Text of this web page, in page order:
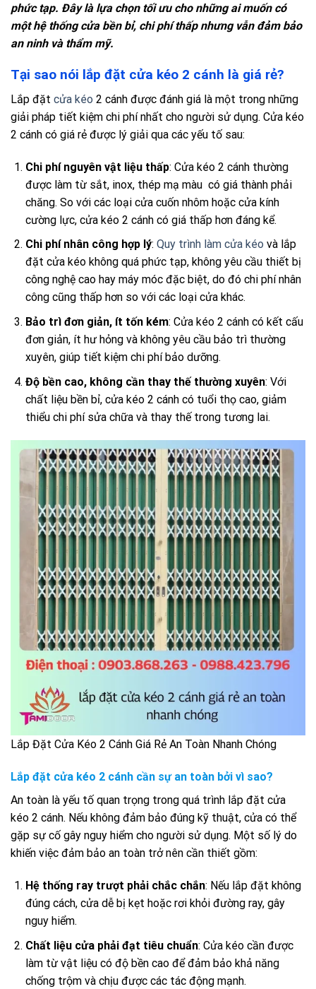
phức tạp. Đây là lựa chọn tối ưu cho những ai muốn có
một hệ thống cửa bền bỉ, chi phí thấp nhưng vẫn đảm bảo
an ninh và thẩm mỹ.
Tại sao nói lắp đặt cửa kéo 2 cánh là giá rẻ?
Lắp đặt cửa kéo 2 cánh được đánh giá là một trong những
giải pháp tiết kiệm chi phí nhất cho người sử dụng. Cửa kéo
2 cánh có giá rẻ được lý giải qua các yếu tố sau:
Chi phí nguyên vật liệu thấp: Cửa kéo 2 cánh thường
được làm từ sắt, inox, thép mạ màu có giá thành phải
chăng. So với các loại cửa cuốn nhôm hoặc cửa kính
cường lực, cửa kéo 2 cánh có giá thấp hơn đáng kể.
Chi phí nhân công hợp lý: Quy trình làm cửa kéo và lắp
đặt cửa kéo không quá phức tạp, không yêu cầu thiết bị
công nghệ cao hay máy móc đặc biệt, do đó chi phí nhân
công cũng thấp hơn so với các loại cửa khác.
Bảo trì đơn giản, ít tốn kém: Cửa kéo 2 cánh có kết cấu
đơn giản, ít hư hỏng và không yêu cầu bảo trì thường
xuyên, giúp tiết kiệm chi phí bảo dưỡng.
Độ bền cao, không cần thay thế thường xuyên: Với
chất liệu bền bỉ, cửa kéo 2 cánh có tuổi thọ cao, giảm
thiểu chi phí sửa chữa và thay thế trong tương lai.
Lắp Đặt Cửa Kéo 2 Cánh Giá Rẻ An Toàn Nhanh Chóng
Lắp đặt cửa kéo 2 cánh cần sự an toàn bởi vì sao?
An toàn là yếu tố quan trọng trong quá trình lắp đặt cửa
kéo 2 cánh. Nếu không đảm bảo đúng kỹ thuật, cửa có thể
gặp sự cố gây nguy hiểm cho người sử dụng. Một số lý do
khiến việc đảm bảo an toàn trở nên cần thiết gồm:
Hệ thống ray trượt phải chắc chắn: Nếu lắp đặt không
đúng cách, cửa dễ bị kẹt hoặc rơi khỏi đường ray, gây
nguy hiểm.
Chất liệu cửa phải đạt tiêu chuẩn: Cửa kéo cần được
làm từ vật liệu có độ bền cao để đảm bảo khả năng
chống trộm và chịu được các tác động mạnh.